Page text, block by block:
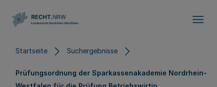
Startseite Suchergebnisse
Prüfungsordnung der Sparkassenakademie Nordrhein-